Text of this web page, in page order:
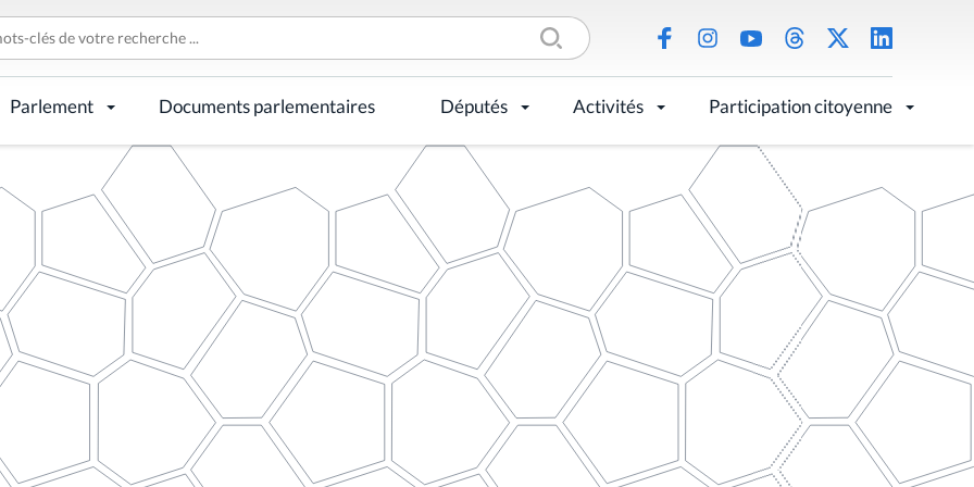
Parlement Documents parlementaires Députés Activités Participation citoyenne